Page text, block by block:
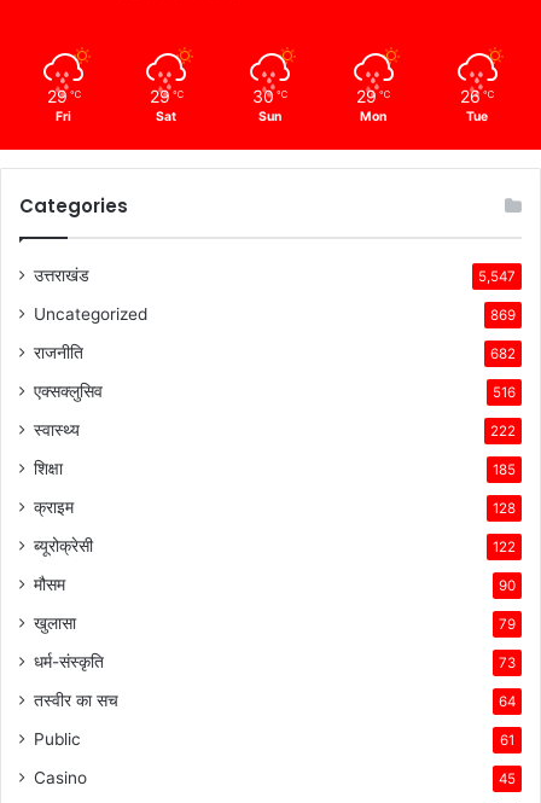
29 ℃
Fri
29 ℃
Sat
30 ℃
Sun
29 ℃
Mon
26 ℃
Tue
Categories
उत्तराखंड 5,547
Uncategorized 869
राजनीति 682
एक्सक्लुसिव 516
स्वास्थ्य 222
शिक्षा 185
क्राइम 128
ब्यूरोक्रेसी 122
मौसम 90
खुलासा 79
धर्म-संस्कृति 73
तस्वीर का सच 64
Public 61
Casino 45